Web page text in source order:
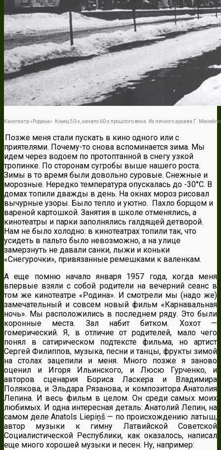
Кинотеатр «Родина». Конец 50-х, начало 60-х прошлого века. Из личного архива Г. Миняйло
Позже меня стали пускать в кино одного или с
приятелями. Почему-то снова вспоминается зима. Мы
идем через водоем по протоптанной в снегу узкой
тропинке. По сторонам сугробы выше нашего роста.
Зимы в то время были довольно суровые. Снежные и
морозные. Нередко температура опускалась до -30°С. В
домах топили дважды в день. На окнах мороз рисовал
вычурные узоры. Было тепло и уютно. Пахло борщом и
вареной картошкой. Занятия в школе отменялись, а
кинотеатры и парки заполнялись галдящей детворой.
Нам не было холодно: в кинотеатрах топили так, что
усидеть в пальто было невозможно, а на улице
замерзнуть не давали санки, лыжи и коньки
«Снегурочки», привязанные ремешками к валенкам.
А еще помню начало января 1957 года, когда меня
впервые взяли с собой родители на вечерний сеанс в
том же кинотеатре «Родина». И смотрели мы (надо же)
замечательный и совсем новый фильм «Карнавальная
ночь». Мы расположились в последнем ряду. Это были
коронные места. Зал набит битком. Хохот —
гомерический. Я, в отличие от родителей, мало чего
понял в сатирическом подтексте фильма, но артист
Сергей Филиппов, музыка, песни и танцы, фрукты зимой
на столах зацепили и меня. Много позже я заново
оценил и Игоря Ильинского, и Люсю Гурченко, и
авторов сценария Бориса Ласкера и Владимира
Полякова, и Эльдара Рязанова, и композитора Анатолия
Лепина. И весь фильм в целом. Он среди самых моих
любимых. И одна интересная деталь: Анатолий Лепин, на
самом деле Anatols Liepiņš — по происхождению латыш,
автор музыки к гимну Латвийской Советской
Социалистической Республики, как оказалось, написал
еще много хорошей музыки и песен. Ну, например: